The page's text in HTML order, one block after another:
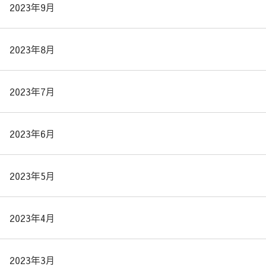
2023年9月
2023年8月
2023年7月
2023年6月
2023年5月
2023年4月
2023年3月